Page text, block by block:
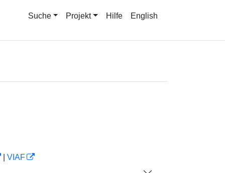
Suche Projekt Hilfe English
VIAF